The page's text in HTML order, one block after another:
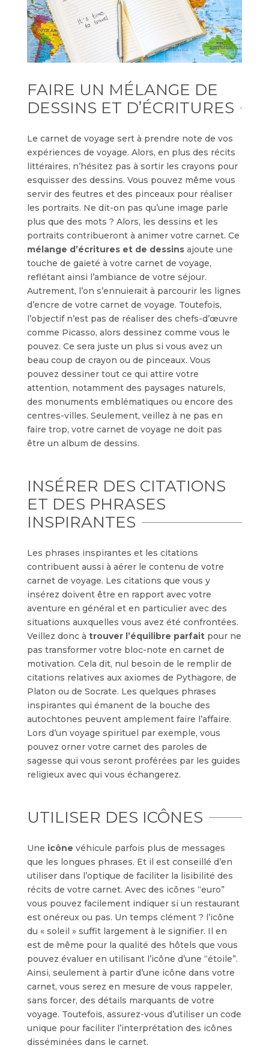
FAIRE UN MÉLANGE DE
DESSINS ET D’ÉCRITURES
Le carnet de voyage sert à prendre note de vos
expériences de voyage. Alors, en plus des récits
littéraires, n’hésitez pas à sortir les crayons pour
esquisser des dessins. Vous pouvez même vous
servir des feutres et des pinceaux pour réaliser
les portraits. Ne dit-on pas qu’une image parle
plus que des mots ? Alors, les dessins et les
portraits contribueront à animer votre carnet. Ce
mélange d’écritures et de dessinsajoute une
touche de gaieté à votre carnet de voyage,
reflétant ainsi l’ambiance de votre séjour.
Autrement, l’on s’ennuierait à parcourir les lignes
d’encre de votre carnet de voyage. Toutefois,
l’objectif n’est pas de réaliser des chefs-d’œuvre
comme Picasso, alors dessinez comme vous le
pouvez. Ce sera juste un plus si vous avez un
beau coup de crayon ou de pinceaux. Vous
pouvez dessiner tout ce qui attire votre
attention, notamment des paysages naturels,
des monuments emblématiques ou encore des
centres-villes. Seulement, veillez à ne pas en
faire trop, votre carnet de voyage ne doit pas
être un album de dessins.
INSÉRER DES CITATIONS
ET DES PHRASES
INSPIRANTES
Les phrases inspirantes et les citations
contribuent aussi à aérer le contenu de votre
carnet de voyage. Les citations que vous y
insérez doivent être en rapport avec votre
aventure en général et en particulier avec des
situations auxquelles vous avez été confrontées.
Veillez donc à trouver l’équilibre parfaitpour ne
pas transformer votre bloc-note en carnet de
motivation. Cela dit, nul besoin de le remplir de
citations relatives aux axiomes de Pythagore, de
Platon ou de Socrate. Les quelques phrases
inspirantes qui émanent de la bouche des
autochtones peuvent amplement faire l’affaire.
Lors d’un voyage spirituel par exemple, vous
pouvez orner votre carnet des paroles de
sagesse qui vous seront proférées par les guides
religieux avec qui vous échangerez.
UTILISER DES ICÔNES
Une icône véhicule parfois plus de messages
que les longues phrases. Et il est conseillé d’en
utiliser dans l’optique de faciliter la lisibilité des
récits de votre carnet. Avec des icônes “euro”
vous pouvez facilement indiquer si un restaurant
est onéreux ou pas. Un temps clément ? l’icône
du « soleil » suffit largement à le signifier. Il en
est de même pour la qualité des hôtels que vous
pouvez évaluer en utilisant l’icône d’une “étoile”.
Ainsi, seulement à partir d’une icône dans votre
carnet, vous serez en mesure de vous rappeler,
sans forcer, des détails marquants de votre
voyage. Toutefois, assurez-vous d’utiliser un code
unique pour faciliter l’interprétation des icônes
disséminées dans le carnet.